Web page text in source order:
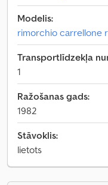
Modelis:
rimorchio carrellone
Transportlīdzekļa
1
Ražošanas gads:
1982
Stāvoklis:
lietots